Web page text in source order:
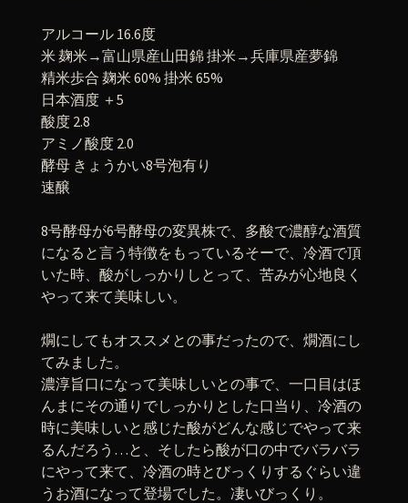
アルコール 16.6度
米 麹米→富山県産山田錦 掛米→兵庫県産夢錦
精米歩合 麹米 60% 掛米 65%
日本酒度 ＋5
酸度 2.8
アミノ酸度 2.0
酵母 きょうかい8号泡有り
速醸
8号酵母が6号酵母の変異株で、多酸で濃醇な酒質
になると言う特徴をもっているそーで、冷酒で頂
いた時、酸がしっかりしとって、苦みが心地良く
やって来て美味しい。
燗にしてもオススメとの事だったので、燗酒にし
てみました。
濃淳旨口になって美味しいとの事で、一口目はほ
んまにその通りでしっかりとした口当り、冷酒の
時に美味しいと感じた酸がどんな感じでやって来
るんだろう…と、そしたら酸が口の中でバラバラ
にやって来て、冷酒の時とびっくりするぐらい違
うお酒になって登場でした。凄いびっくり。